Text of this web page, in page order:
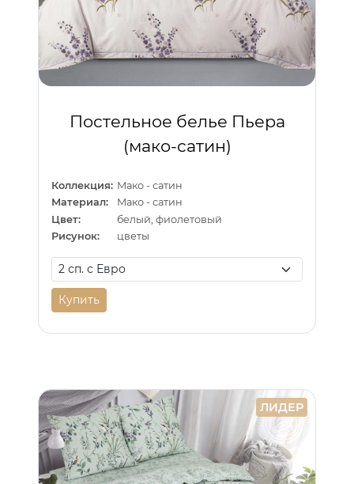
Постельное белье Пьера
(мако-сатин)
Коллекция: Мако - сатин
Материал:
Мако - сатин
Цвет:
белый, фиолетовый
Рисунок:
цветы
Купить
ЛИДЕР